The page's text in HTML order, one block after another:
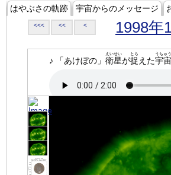
はやぶさの軌跡 宇宙からのメッセージ
<<< << < 1998年
♪ 「あけぼの」 衛星
えいせい
が捉
とら
えた宇宙
うちゅう